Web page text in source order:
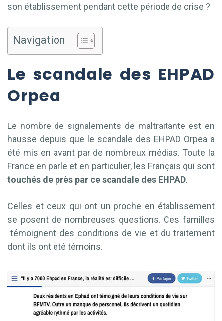
son établissement pendant cette période de crise ?
Navigation
Le scandale des EHPAD
Orpea
Le nombre de signalements de maltraitante est en
hausse depuis que le scandale des EHPAD Orpea a
été mis en avant par de nombreux médias. Toute la
France en parle et en particulier, les Français qui sont
touchés de près par ce scandale des EHPAD.
Celles et ceux qui ont un proche en établissement
se posent de nombreuses questions. Ces familles
témoignent des conditions de vie et du traitement
dont ils ont été témoins.